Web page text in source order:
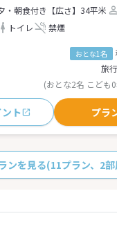
・朝食付き 【広さ】34平米
トイレ 禁煙
おとな1名
旅
(おとな2名 こども
ト プラ
ンを見る(11プラン、2